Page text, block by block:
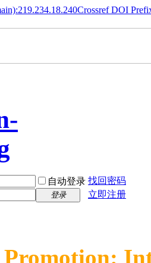
Crossref DOI
自动登录 找回密码
登录 立即注册
Promotion: